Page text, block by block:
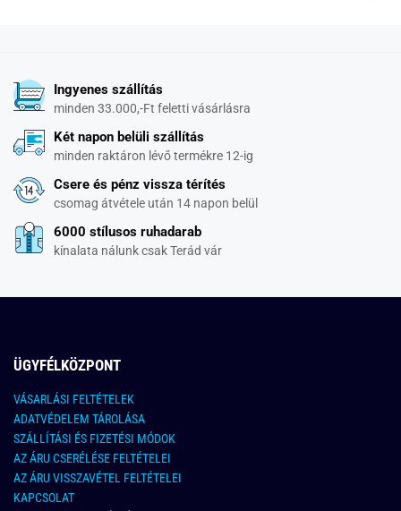
Ingyenes szállítás
minden 33.000,-Ft feletti vásárlásra
Két napon belüli szállítás
minden raktáron lévő termékre 12-ig
Csere és pénz vissza térítés
csomag átvétele után 14 napon belül
6000 stílusos ruhadarab
kínalata nálunk csak Terád vár
ÜGYFÉLKÖZPONT
VÁSARLÁSI FELTÉTELEK
ADATVÉDELEM TÁROLÁSA
SZÁLLÍTÁSI ÉS FIZETÉSI MÓDOK
AZ ÁRU CSERÉLÉSE FELTÉTELEI
AZ ÁRU VISSZAVÉTEL FELTÉTELEI
KAPCSOLAT